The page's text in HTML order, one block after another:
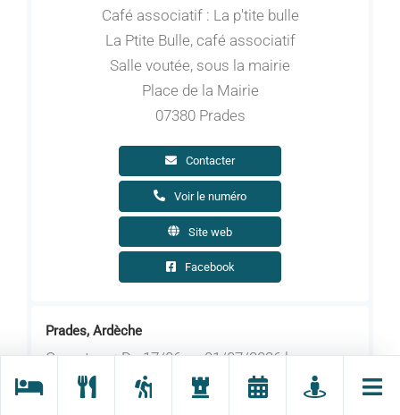
Café associatif : La p'tite bulle
La Ptite Bulle, café associatif
Salle voutée, sous la mairie
Place de la Mairie
07380 Prades
Contacter
Voir le numéro
Site web
Facebook
Prades, Ardèche
Ouverture : Du 17/06 au 01/07/2026 le
mercredi de 15h à 17h.